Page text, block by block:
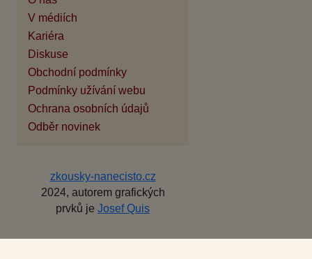
V médiích
Kariéra
Diskuse
Obchodní podmínky
Podmínky užívání webu
Ochrana osobních údajů
Odběr novinek
zkousky-nanecisto.cz
2024, autorem grafických
prvků je Josef Quis